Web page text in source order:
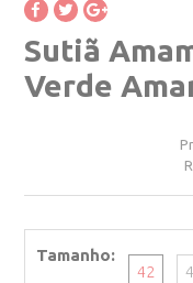
Sutiã
Verde
Tamanho
42